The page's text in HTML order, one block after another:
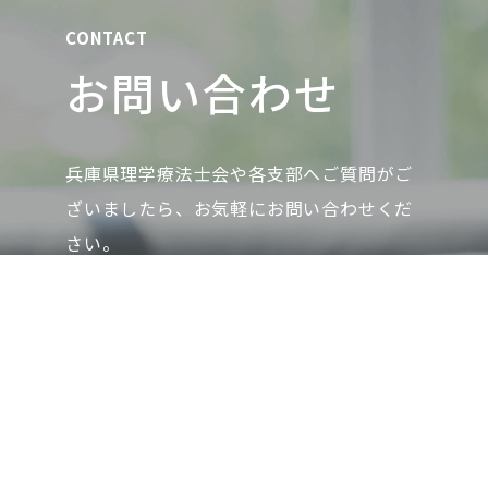
CONTACT
お問い合わせ
兵庫県理学療法士会や各支部へご質問がご
ざいましたら、お気軽にお問い合わせくだ
さい。